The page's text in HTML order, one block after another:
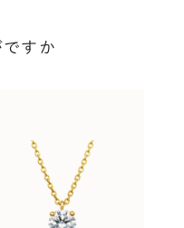
すか